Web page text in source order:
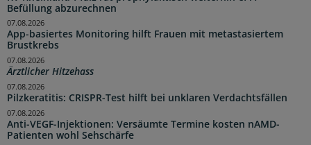
Befüllung abzurechnen
App-basiertes Monitoring hilft Frauen mit metastasiertem
Brustkrebs
07.08.2026
Ärztlicher Hitzehass
07.08.2026
Pilzkeratitis: CRISPR-Test hilft bei unklaren Verdachtsfällen
07.08.2026
Anti-VEGF-Injektionen: Versäumte Termine kosten nAMD-
Patienten wohl Sehschärfe
07.08.2026